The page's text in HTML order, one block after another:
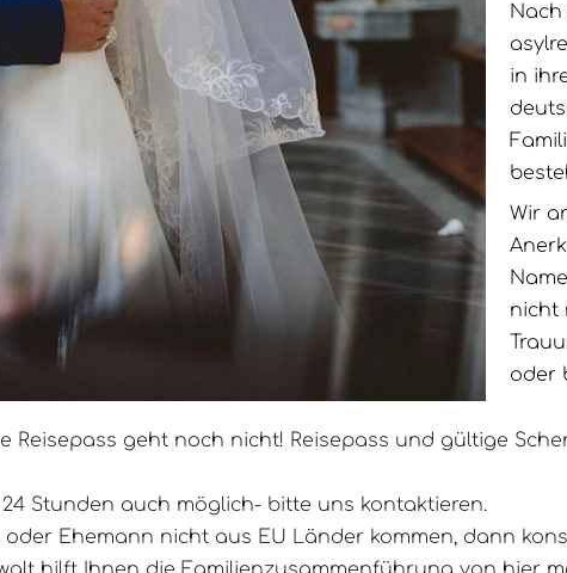
in
Wir
nicht
oder
Reisepass geht noch nicht! Reisepass und gültige
Stunden auch möglich- bitte uns kontaktieren.
oder Ehemann nicht aus EU Länder kommen, dann